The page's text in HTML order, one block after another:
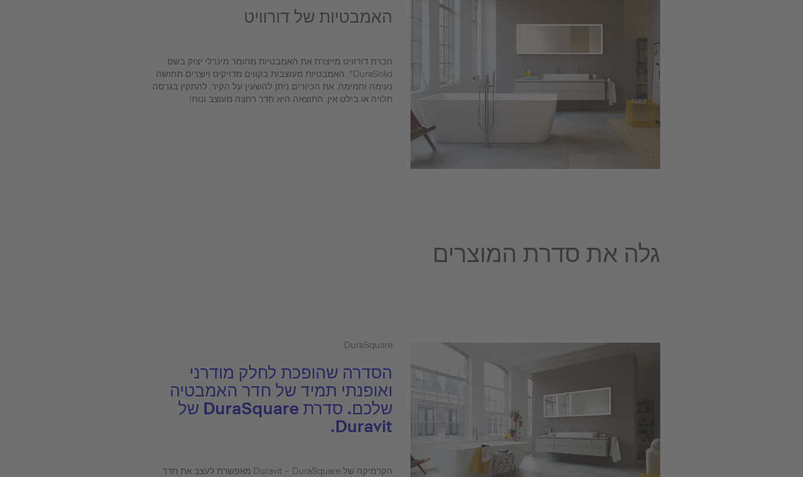
האמבטיות של דורוויט
חברת דורוויט מייצרת את האמבטיות מחומר מינרלי יצוק בשם
DuraSolid®, האמבטיות מעוצבות בקווים מדויקים ויוצרים תחושה
נעימה וחמימה. את הכיורים ניתן להשעין על הקיר, להתקין בגרסה
תלויה או בילט אין. התוצאה היא חדר רחצה מעוצב ונוח!
גלה את סדרת המוצרים
DuraSquare
הסדרה שהופכת לחלק מודרני
ואופנתי תמיד של חדר האמבטיה
שלכם. סדרת DuraSquare של
Duravit.
הקרמיקה של Duravit – DuraSquare מאפשרת לעצב את חדר